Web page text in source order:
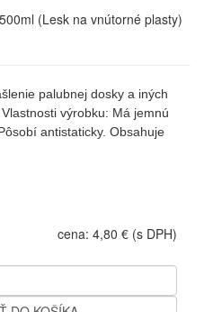
(Lesk na vnútorné plasty)
palubnej dosky a iných
výrobku: Má jemnú
antistaticky. Obsahuje
cena: 4,80 € (s DPH)